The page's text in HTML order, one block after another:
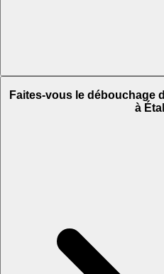
Faites-vous le débouchage
à